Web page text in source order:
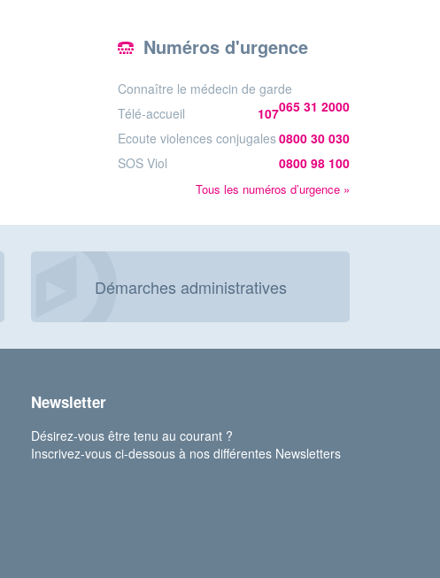
Numéros d'urgence
Connaître le médecin de garde
065 31 2000
Télé-accueil
107
Ecoute violences conjugales0800 30 030
SOS Viol
0800 98 100
Tous les numéros d’urgence »
Démarches administratives
Newsletter
Désirez-vous être tenu au courant ?
Inscrivez-vous ci-dessous à nos différentes Newsletters